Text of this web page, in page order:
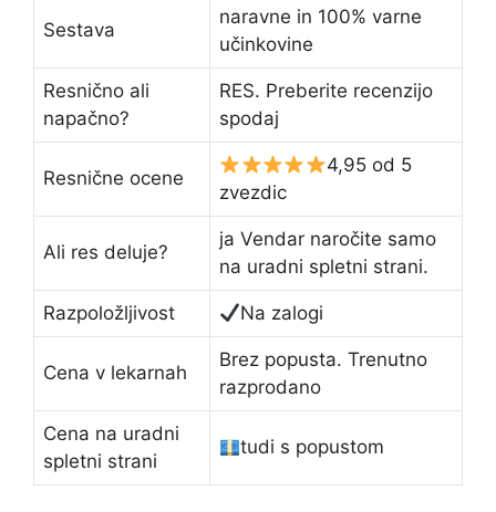
Sestava
naravne in 100% varne
učinkovine
Resnično ali
napačno?
RES. Preberite recenzijo
spodaj
Resnične ocene
4,95 od 5
zvezdic
Ali res deluje?
ja Vendar naročite samo
na uradni spletni strani.
Razpoložljivost Na zalogi
Cena v lekarnah
Brez popusta. Trenutno
razprodano
Cena na uradni
spletni strani
tudi s popustom